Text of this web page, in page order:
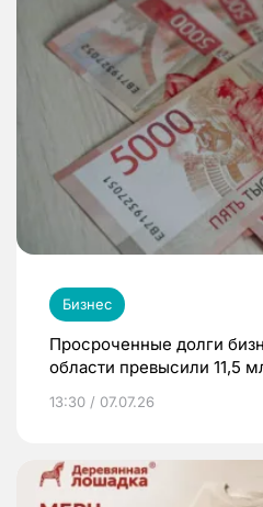
Бизнес
Просроченные долги
области превысили 11,5
13:30 / 07.07.26